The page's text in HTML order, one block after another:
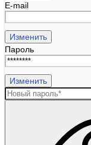
E-mail
Изменить
Пароль
Изменить